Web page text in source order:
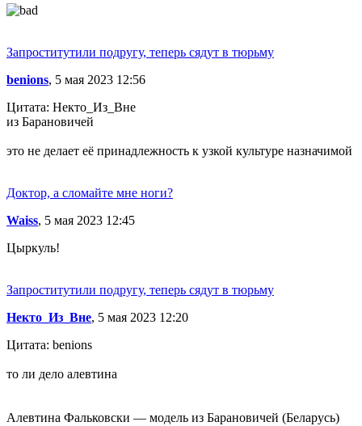
Запроститутили подругу, теперь сядут в тюрьму
benions, 5 мая 2023 12:56
Цитата: Некто_Из_Вне
из Барановичей
это не делает её принадлежность к узкой культуре назначимой
Доктор, а сломайте мне ноги?
Waiss, 5 мая 2023 12:45
Цыркуль!
Запроститутили подругу, теперь сядут в тюрьму
Некто_Из_Вне, 5 мая 2023 12:20
Цитата: benions
то ли дело алевтина
Алевтина Фальковски — модель из Барановичей (Беларусь)